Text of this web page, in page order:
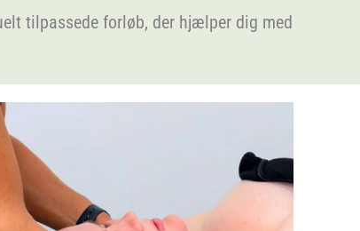
tilpassede forløb, der hjælper dig med